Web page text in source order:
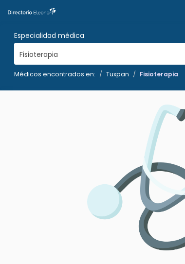
Especialidad médica
Fisioterapia
Médicos encontrados en: Tuxpan Fisioterapia